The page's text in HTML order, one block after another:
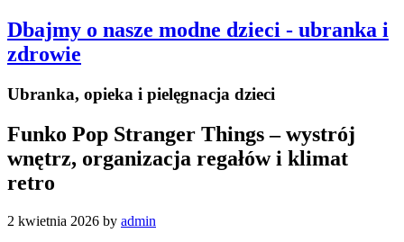
Dbajmy o nasze modne dzieci - ubranka i
zdrowie
Ubranka, opieka i pielęgnacja dzieci
Funko Pop Stranger Things – wystrój
wnętrz, organizacja regałów i klimat
retro
2 kwietnia 2026 by admin